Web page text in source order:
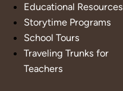
Educational Resources
Storytime Programs
School Tours
Traveling Trunks for
Teachers